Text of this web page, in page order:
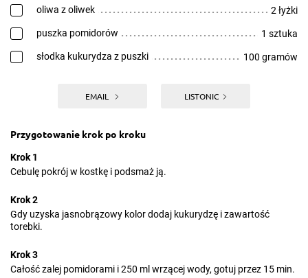
oliwa z oliwek 2 łyżki
puszka pomidorów 1 sztuka
słodka kukurydza z puszki 100 gramów
EMAIL LISTONIC
Przygotowanie krok po kroku
Krok 1
Cebulę pokrój w kostkę i podsmaż ją.
Krok 2
Gdy uzyska jasnobrązowy kolor dodaj kukurydzę i zawartość
torebki.
Krok 3
Całość zalej pomidorami i 250 ml wrzącej wody, gotuj przez 15 min.